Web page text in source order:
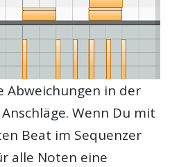
Abweichungen in der
Wenn Du mit
Beat im Sequenzer
alle Noten eine